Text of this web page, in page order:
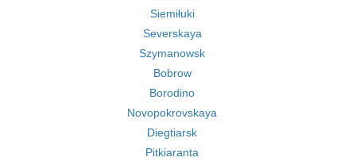
Siemiłuki
Severskaya
Szymanowsk
Bobrow
Borodino
Novopokrovskaya
Diegtiarsk
Pitkiaranta